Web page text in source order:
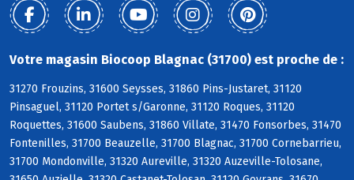
Votre magasin Biocoop Blagnac (31700) est proche de :
31270 Frouzins, 31600 Seysses, 31860 Pins-Justaret, 31120
Pinsaguel, 31120 Portet s/Garonne, 31120 Roques, 31120
Roquettes, 31600 Saubens, 31860 Villate, 31470 Fonsorbes, 31470
Fontenilles, 31700 Beauzelle, 31700 Blagnac, 31700 Cornebarrieu,
31700 Mondonville, 31320 Aureville, 31320 Auzeville-Tolosane,